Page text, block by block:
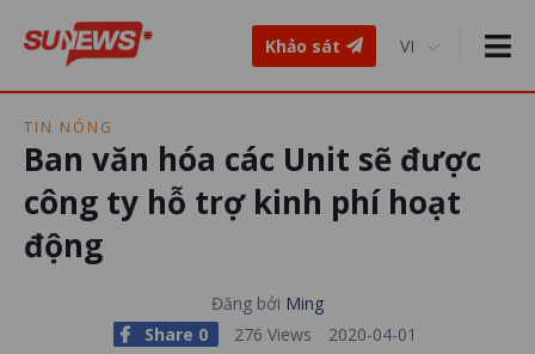
Khảo sát
TIN NÓNG
Ban văn hóa các Unit sẽ được
công ty hỗ trợ kinh phí hoạt
động
Đăng bởi Ming
Share 0
276 Views 2020-04-01